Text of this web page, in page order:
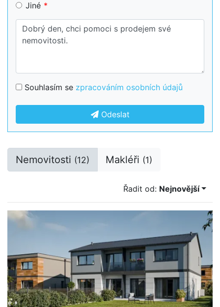
Jiné
Souhlasím se zpracováním osobních údajů
Odeslat
Nemovitosti (12) Makléři (1)
Řadit od: Nejnovější